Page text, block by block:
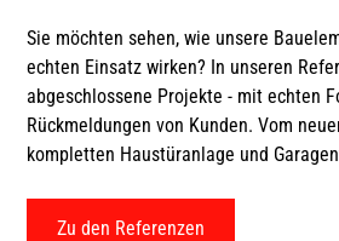
Sie möchten sehen, wie unsere
echten Einsatz wirken? In unseren
abgeschlossene Projekte - mit echten
Rückmeldungen von Kunden. Vom
kompletten Haustüranlage und
Zu den Referenzen